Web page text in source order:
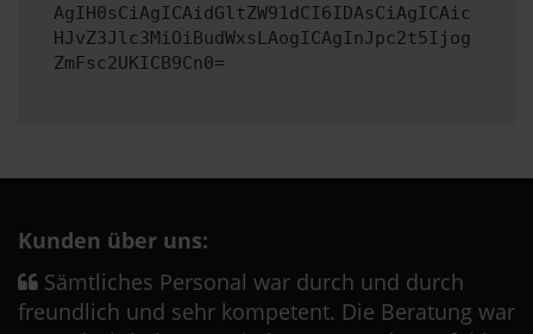
AgIH0sCiAgICAidGltZW91dCI6IDAsCiAgICAic
HJvZ3Jlc3MiOiBudWxsLAogICAgInJpc2t5Ijog
ZmFsc2UKICB9Cn0=
Kunden über uns:
Sämtliches Personal war durch und durch
freundlich und sehr kompetent. Die Beratung war